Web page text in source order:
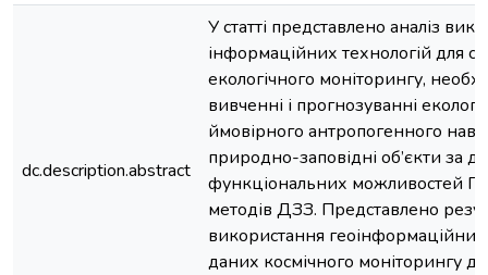
dc.description.abstract
У статті представлено аналіз
інформаційних технологій для
екологічного моніторингу,
вивченні і прогнозуванні
ймовірного антропогенного
природно-заповідні об’єкти за
функціональних можливостей
методів ДЗЗ. Представлено
використання геоінформаційних
даних космічного моніторингу